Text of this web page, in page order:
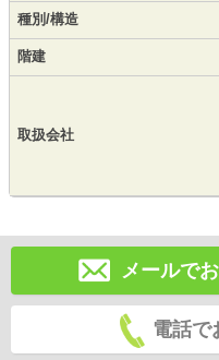
種別/構造
階建
取扱会社
メールで
電話で